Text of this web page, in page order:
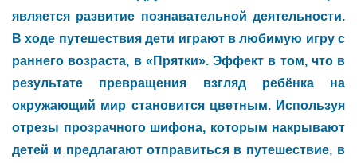
является развитие познавательной деятельности.
В ходе путешествия дети играют в любимую игру с
раннего возраста, в «Прятки». Эффект в том, что в
результате превращения взгляд ребёнка на
окружающий мир становится цветным. Используя
отрезы прозрачного шифона, которым накрывают
детей и предлагают отправиться в путешествие, в